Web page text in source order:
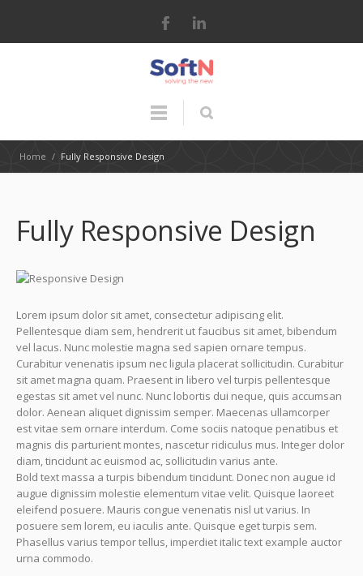
Home / Fully Responsive Design
Fully Responsive Design
Lorem ipsum dolor sit amet, consectetur adipiscing elit.
Pellentesque diam sem, hendrerit ut faucibus sit amet, bibendum
vel lacus. Nunc molestie magna sed sapien ornare tempus.
Curabitur venenatis ipsum nec ligula placerat sollicitudin. Curabitur
sit amet magna quam. Praesent in libero vel turpis pellentesque
egestas sit amet vel nunc. Nunc lobortis dui neque, quis accumsan
dolor. Aenean aliquet dignissim semper. Maecenas ullamcorper
est vitae sem ornare interdum. Come sociis natoque penatibus et
magnis dis parturient montes, nascetur ridiculus mus. Integer dolor
diam, tincidunt ac euismod ac, sollicitudin varius ante.
Bold text massa a turpis bibendum tincidunt. Donec non augue id
augue dignissim molestie elementum vitae velit. Quisque laoreet
eleifend posuere. Mauris congue venenatis nisl ut varius. In
posuere sem lorem, eu iaculis ante. Quisque eget turpis sem.
Phasellus varius tempor tellus, imperdiet italic text example auctor
urna commodo.